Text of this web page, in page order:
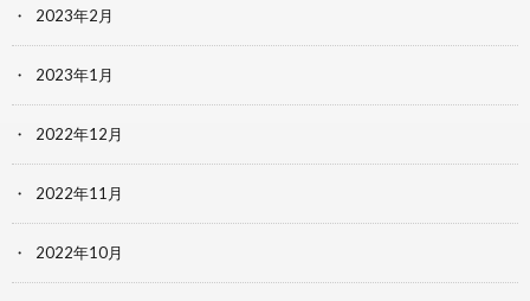
2023年2月
2023年1月
2022年12月
2022年11月
2022年10月